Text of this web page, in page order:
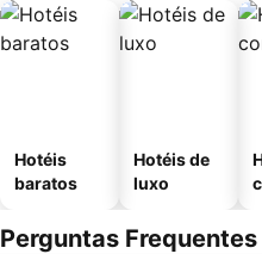
Hotéis
baratos
Hotéis de
luxo
Perguntas